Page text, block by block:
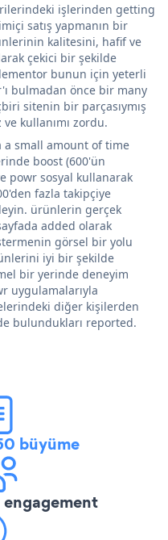
işlerinden getting
satış yapmanın bir
kalitesini, hafif ve
çekici bir şekilde
bunun için yeterli
bulmadan önce bir many
sitenin bir parçasıymış
kullanımı zordu.
a small amount of time
boost (600'ün
powr sosyal kullanarak
fazla takipçiye
ürünlerin gerçek
added olarak
görsel bir yolu
iyi bir şekilde
bir yerinde deneyim
uygulamalarıyla
diğer kişilerden
bulundukları reported.
büyüme
engagement